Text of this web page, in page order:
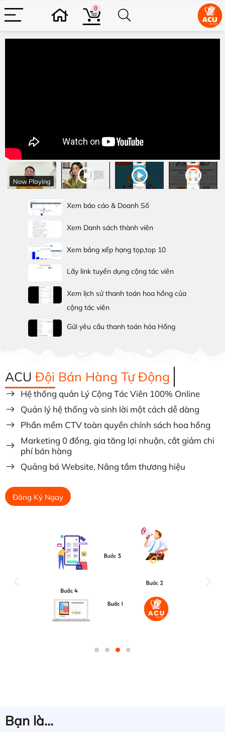
0
Now Playing
Xem báo cáo & Doanh Số
Xem Danh sách thành viên
Xem bảng xếp hạng tọp,top 10
Lấy link tuyển dụng cộng tác viên
Xem lịch sử thanh toán hoa hồng của
cộng tác viên
Gửi yêu cầu thanh toán hóa Hồng
ACU Đội Bán Hàng Tự Động
Hệ thống quản Lý Cộng Tác Viên 100% Online
Quản lý hệ thống và sinh lời một cách dễ dàng
Phần mềm CTV toàn quyền chính sách hoa hồng
Marketing 0 đồng, gia tăng lợi nhuận, cắt giảm chi
phí bán hàng
Quảng bá Website, Nâng tầm thương hiệu
Đăng Ký Ngay
Bạn là...